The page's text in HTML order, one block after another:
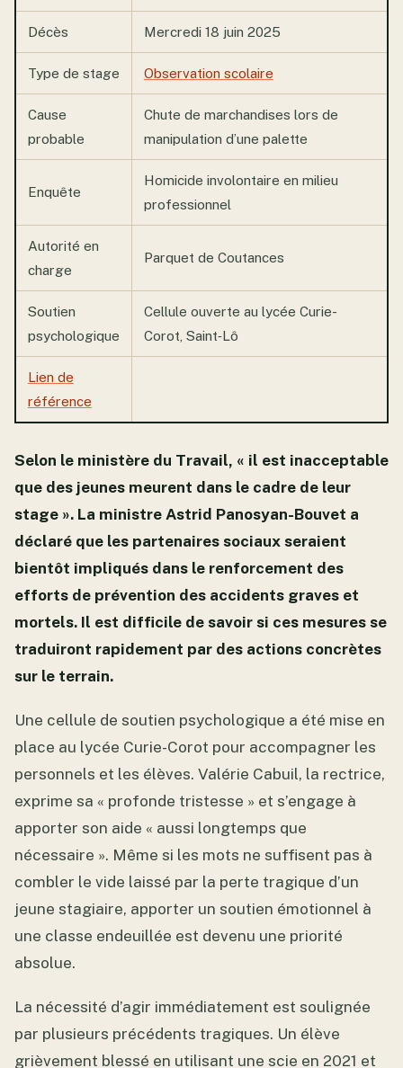
Décès Mercredi 18 juin 2025
Type de stage Observation scolaire
Cause
probable
Chute de marchandises lors de
manipulation d’une palette
Enquête
Homicide involontaire en milieu
professionnel
Autorité en
charge
Parquet de Coutances
Soutien
psychologique
Cellule ouverte au lycée Curie-
Corot, Saint‑Lô
Lien de
référence
Selon le ministère du Travail, « il est inacceptable
que des jeunes meurent dans le cadre de leur
stage ». La ministre Astrid Panosyan-Bouvet a
déclaré que les partenaires sociaux seraient
bientôt impliqués dans le renforcement des
efforts de prévention des accidents graves et
mortels. Il est difficile de savoir si ces mesures se
traduiront rapidement par des actions concrètes
sur le terrain.
Une cellule de soutien psychologique a été mise en
place au lycée Curie-Corot pour accompagner les
personnels et les élèves. Valérie Cabuil, la rectrice,
exprime sa « profonde tristesse » et s’engage à
apporter son aide « aussi longtemps que
nécessaire ». Même si les mots ne suffisent pas à
combler le vide laissé par la perte tragique d’un
jeune stagiaire, apporter un soutien émotionnel à
une classe endeuillée est devenu une priorité
absolue.
La nécessité d’agir immédiatement est soulignée
par plusieurs précédents tragiques. Un élève
grièvement blessé en utilisant une scie en 2021 et